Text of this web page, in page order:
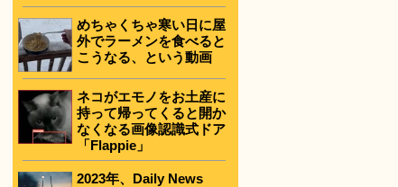
めちゃくちゃ寒い日に屋
外でラーメンを食べると
こうなる、という動画
ネコがエモノをお土産に
持って帰ってくると開か
なくなる画像認識式ドア
「Flappie」
2023年、Daily News